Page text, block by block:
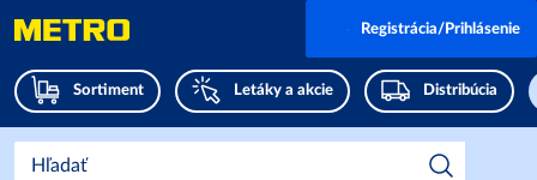
Sortiment Letáky a akcie Distribúcia
Registrácia/Prihlásenie